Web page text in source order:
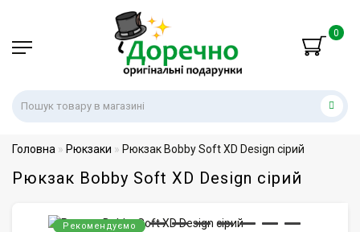
0
Головна Рюкзаки Рюкзак Bobby Soft XD Design сірий
Рюкзак Bobby Soft XD Design сірий
Рекомендуємо